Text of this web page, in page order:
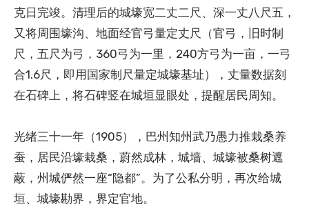
克日完竣。清理后的城壕宽二丈二尺、深一丈八尺五，
又将周围壕沟、地面经官弓量定丈尺（官弓，旧时制
尺，五尺为弓，360弓为一里，240方弓为一亩，一弓
合1.6尺，即用国家制尺量定城壕基址），丈量数据刻
在石碑上，将石碑竖在城垣显眼处，提醒居民周知。
光绪三十一年（1905），巴州知州武乃愚力推栽桑养
蚕，居民沿壕栽桑，蔚然成林，城墙、城壕被桑树遮
蔽，州城俨然一座“隐都”。为了公私分明，再次给城
垣、城壕勘界，界定官地。